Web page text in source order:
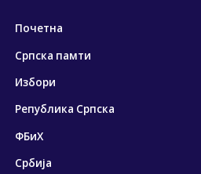
Почетна
Српска памти
Избори
Република Српска
ФБиХ
Србија